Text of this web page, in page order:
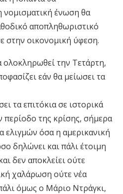
νομισματική ένωση θα
αποπληθωριστικό
στην οικονομική ύφεση.
την Τετάρτη,
εάν θα μείωσει τα
τα επιτόκια σε ιστορικά
περίοδο της κρίσης, σήμερα
ελιγμών όσα η αμερικανική
δηλώνει και πάλι έτοιμη
δεν αποκλείει ούτε
χαλάρωση ούτε νέα
όμως ο Μάριο Ντράγκι,